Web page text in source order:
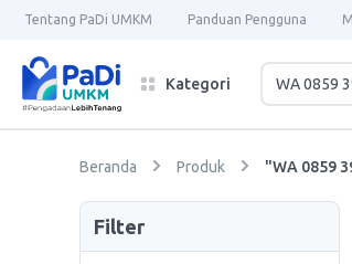
Tentang PaDi UMKM Panduan Pengguna
Kategori
Beranda Produk "WA 0859
Filter